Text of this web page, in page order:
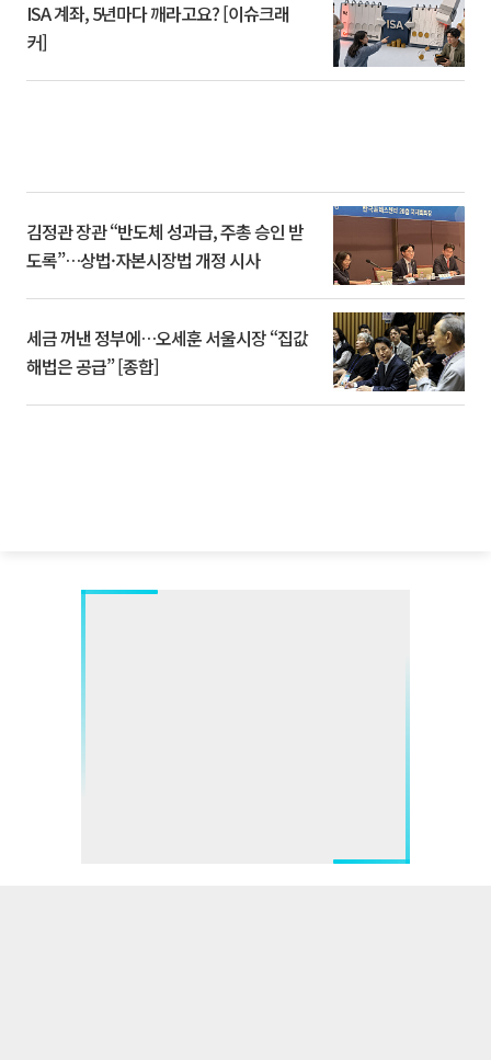
ISA 계좌, 5년마다 깨라고요? [이슈크래
커]
김정관 장관 “반도체 성과급, 주총 승인 받
도록”…상법·자본시장법 개정 시사
세금 꺼낸 정부에…오세훈 서울시장 “집값
해법은 공급” [종합]